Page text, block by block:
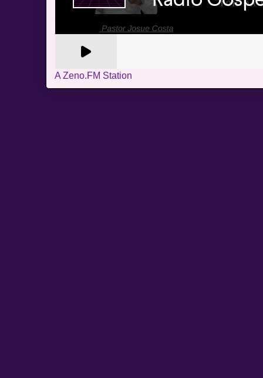
A Zeno.FM Station